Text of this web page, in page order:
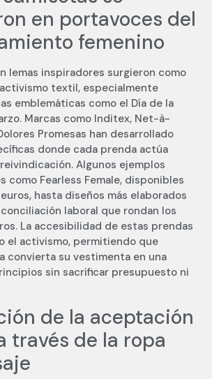
en portavoces del
femenino
lemas inspiradores surgieron como
textil, especialmente
emblemáticas como el Día de la
Marcas como Inditex, Net-à-
Promesas han desarrollado
donde cada prenda actúa
Algunos ejemplos
como Fearless Female, disponibles
hasta diseños más elaborados
laboral que rondan los
La accesibilidad de estas prendas
el activismo, permitiendo que
convierta su vestimenta en una
sin sacrificar presupuesto ni
de la aceptación
través de la ropa